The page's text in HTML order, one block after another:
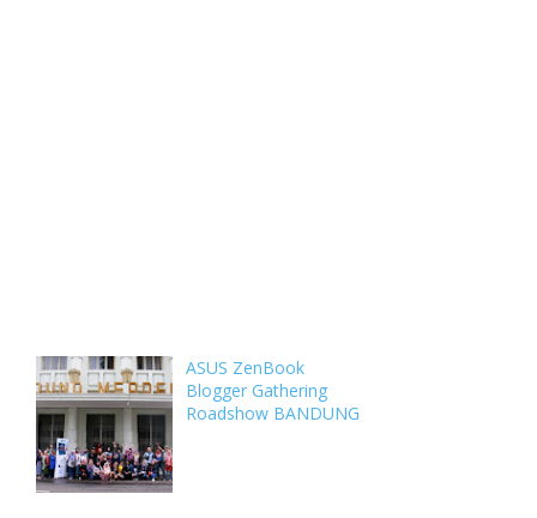
ASUS ZenBook
Blogger Gathering
Roadshow BANDUNG